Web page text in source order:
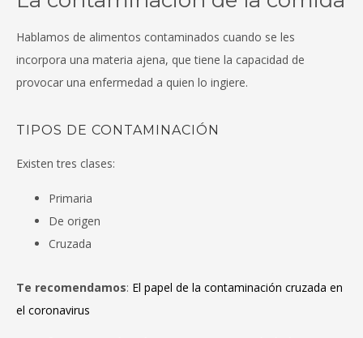
Hablamos de alimentos contaminados cuando se les
incorpora una materia ajena, que tiene la capacidad de
provocar una enfermedad a quien lo ingiere.
TIPOS DE CONTAMINACIÓN
Existen tres clases:
Primaria
De origen
Cruzada
Te recomendamos: El papel de la contaminación cruzada en
el coronavirus